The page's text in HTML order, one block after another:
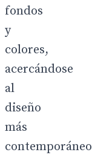
fondos
y
colores,
acercándose
al
diseño
más
contemporáneo